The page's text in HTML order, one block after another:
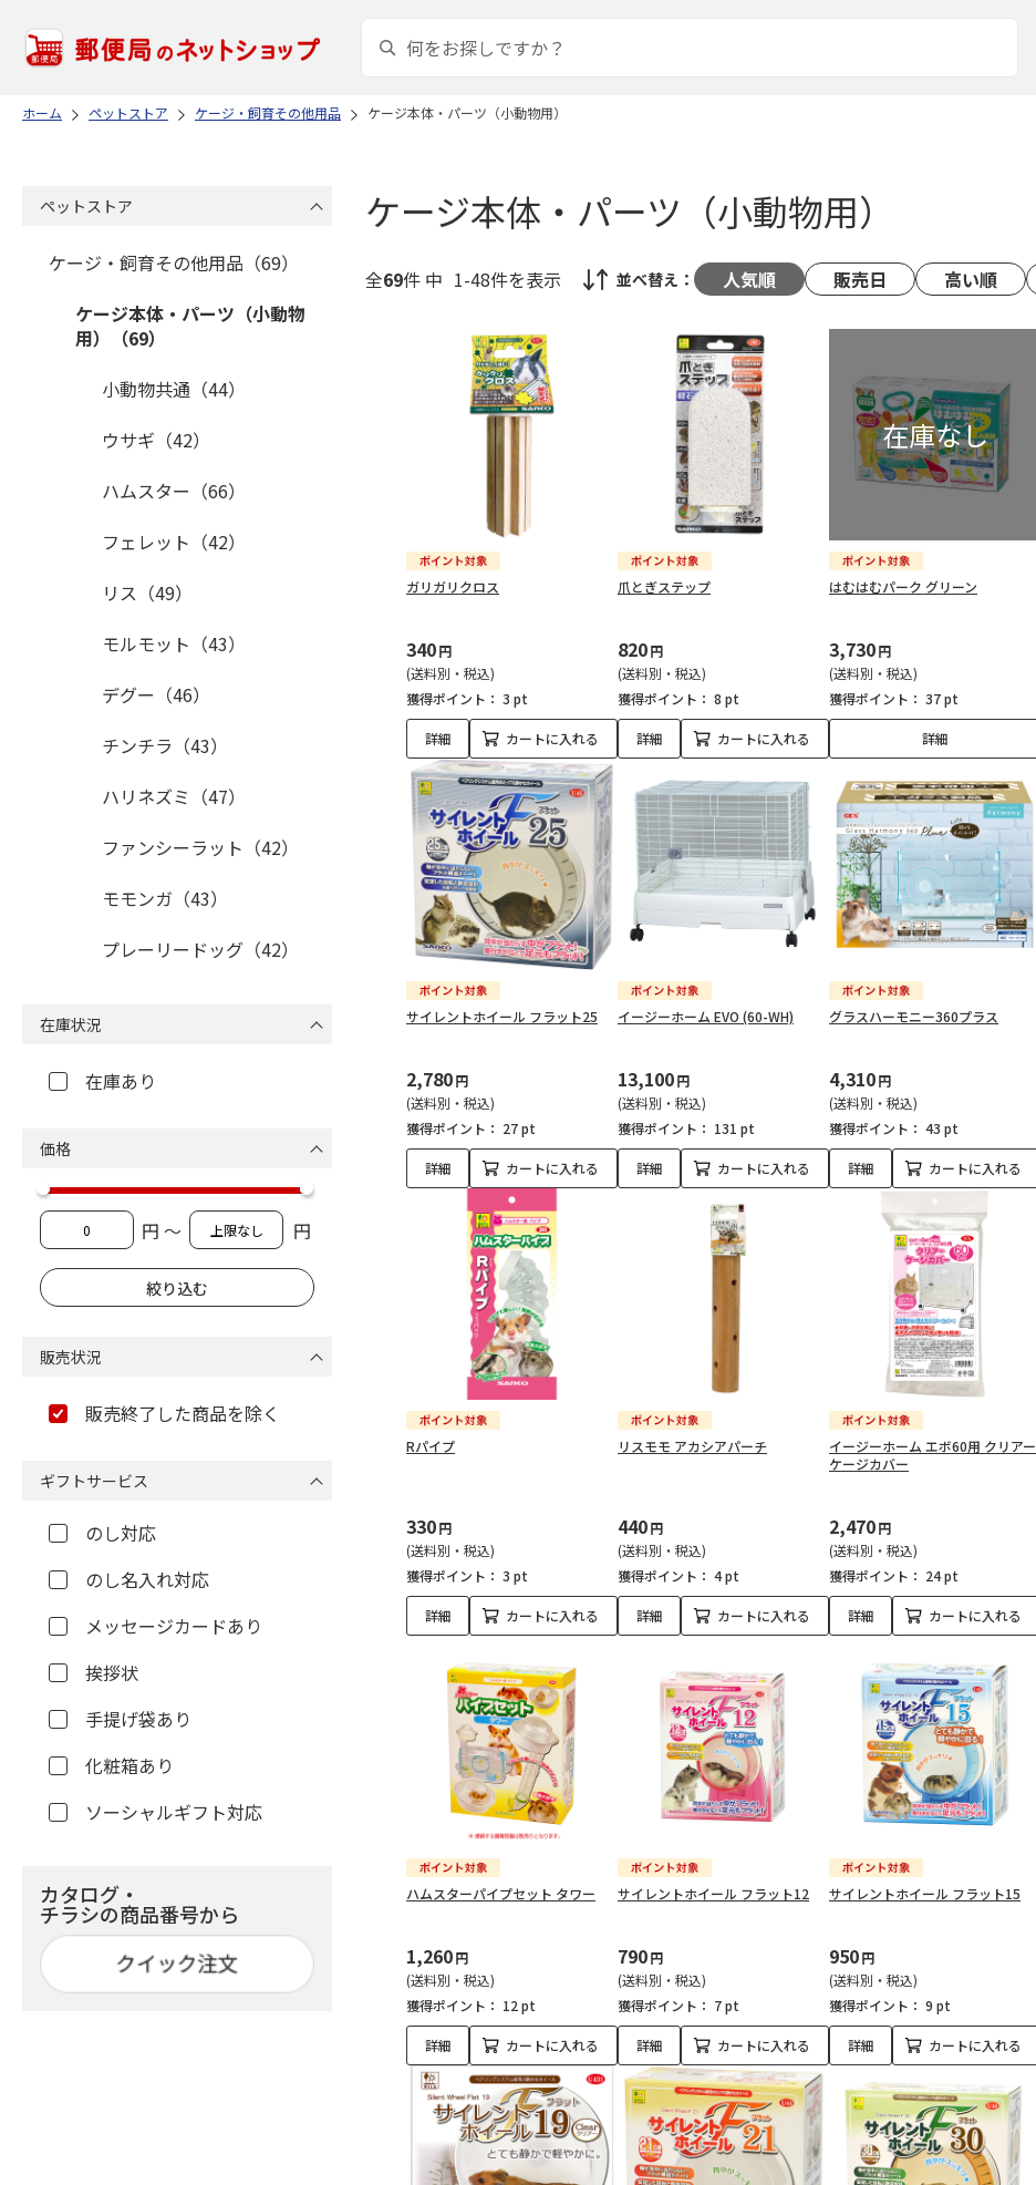
ホーム ペットストア ケージ・飼育その他用品 ケージ本体・パーツ（小動物用）
ケージ本体・パーツ（小動物用）
全69件 中 1-48件を表示 並べ替え： 人気順 販売日 高い順
ガリガリクロス
340円
(送料別・税込)
獲得ポイント： 3 pt
詳細 カートに入れる
爪とぎステップ
820円
(送料別・税込)
獲得ポイント： 8 pt
詳細 カートに入れる
はむはむパーク グリーン
3,730円
(送料別・税込)
獲得ポイント： 37 pt
詳細
サイレントホイール フラット25
2,780円
(送料別・税込)
獲得ポイント： 27 pt
詳細 カートに入れる
イージーホーム EVO (60-WH)
13,100円
(送料別・税込)
獲得ポイント： 131 pt
詳細 カートに入れる
グラスハーモニー360プラス
4,310円
(送料別・税込)
獲得ポイント： 43 pt
詳細 カートに入れる
Rパイプ
330円
(送料別・税込)
獲得ポイント： 3 pt
詳細 カートに入れる
リスモモ アカシアパーチ
440円
(送料別・税込)
獲得ポイント： 4 pt
詳細 カートに入れる
イージーホーム エボ60用 クリアー
ケージカバー
2,470円
(送料別・税込)
獲得ポイント： 24 pt
詳細 カートに入れる
ハムスターパイプセット タワー
1,260円
(送料別・税込)
獲得ポイント： 12 pt
詳細 カートに入れる
サイレントホイール フラット12
790円
(送料別・税込)
獲得ポイント： 7 pt
詳細 カートに入れる
サイレントホイール フラット15
950円
(送料別・税込)
獲得ポイント： 9 pt
詳細 カートに入れる
ペットストア
ケージ・飼育その他用品（69）
ケージ本体・パーツ（小動物
用）（69）
小動物共通（44）
ウサギ（42）
ハムスター（66）
フェレット（42）
リス（49）
モルモット（43）
デグー（46）
チンチラ（43）
ハリネズミ（47）
ファンシーラット（42）
モモンガ（43）
プレーリードッグ（42）
在庫状況
在庫あり
価格
円 ～ 円
販売状況
販売終了した商品を除く
ギフトサービス
のし対応
のし名入れ対応
メッセージカードあり
挨拶状
手提げ袋あり
化粧箱あり
ソーシャルギフト対応
カタログ・
チラシの商品番号から